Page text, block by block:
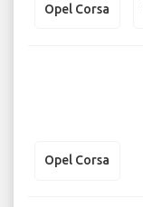
Opel Corsa
Opel Corsa